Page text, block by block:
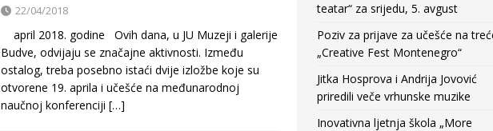
22/04/2018
april 2018. godine Ovih dana, u JU Muzeji i galerije
Budve, odvijaju se značajne aktivnosti. Između
ostalog, treba posebno istaći dvije izložbe koje su
otvorene 19. aprila i učešće na međunarodnoj
naučnoj konferenciji […]
teatar“ za srijedu, 5. avgust
Poziv za prijave za učešće na
„Creative Fest Montenegro“
Jitka Hosprova i Andrija Jovović
priredili veče vrhunske muzike
Inovativna ljetnja škola „More